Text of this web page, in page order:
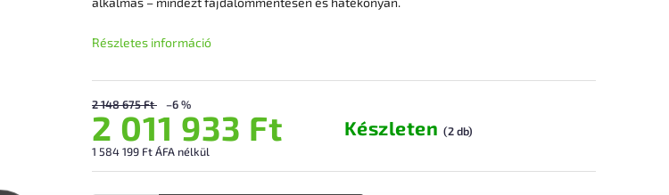
2 148 675 Ft –6 %
2 011 933 Ft
1 584 199 Ft ÁFA nélkül
Készleten (2 db)
Részletes információ